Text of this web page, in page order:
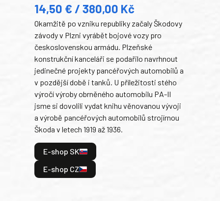
14,50 € / 380,00 Kč
Okamžitě po vzniku republiky začaly Škodovy
závody v Plzni vyrábět bojové vozy pro
československou armádu. Plzeňské
konstrukční kanceláři se podařilo navrhnout
jedinečné projekty pancéřových automobilů a
v pozdější době i tanků. U příležitosti stého
výročí výroby obrněného automobilu PA-II
jsme si dovolili vydat knihu věnovanou vývoji
a výrobě pancéřových automobilů strojírnou
Škoda v letech 1919 až 1936.
E-shop SK
E-shop CZ